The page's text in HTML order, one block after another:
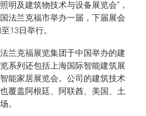
明及建筑物技术与设备展览会”，
法兰克福市举办一届，下届展会
13日举行。
兰克福展览集团于中国举办的建
系列还包括上海国际智能建筑展
能家居展览会。公司的建筑技术
覆盖阿根廷、阿联酋、美国、土
。